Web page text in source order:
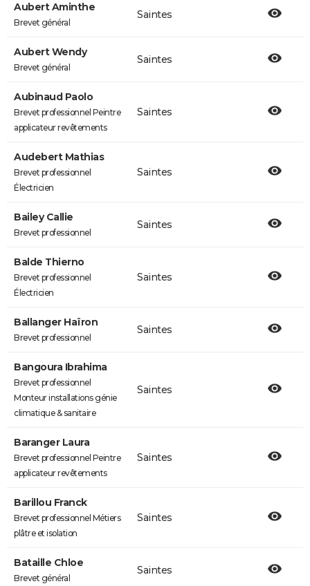
Aubert Aminthe
Brevet général
Saintes
Aubert Wendy
Brevet général
Saintes
Aubinaud Paolo
Brevet professionnel Peintre
applicateur revêtements
Saintes
Audebert Mathias
Brevet professionnel
Électricien
Saintes
Bailey Callie
Brevet professionnel
Saintes
Balde Thierno
Brevet professionnel
Électricien
Saintes
Ballanger Haïron
Brevet professionnel
Saintes
Bangoura Ibrahima
Brevet professionnel
Monteur installations génie
climatique & sanitaire
Saintes
Baranger Laura
Brevet professionnel Peintre
applicateur revêtements
Saintes
Barillou Franck
Brevet professionnel Métiers
plâtre et isolation
Saintes
Bataille Chloe
Brevet général
Saintes